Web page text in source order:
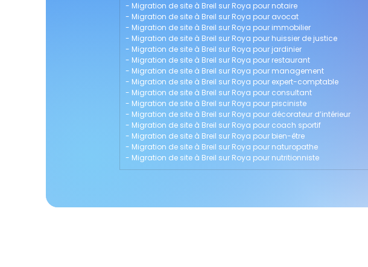
- Migration de site à Breil sur Roya pour notaire
- Migration de site à Breil sur Roya pour avocat
- Migration de site à Breil sur Roya pour immobilier
- Migration de site à Breil sur Roya pour huissier de justice
- Migration de site à Breil sur Roya pour jardinier
- Migration de site à Breil sur Roya pour restaurant
- Migration de site à Breil sur Roya pour management
- Migration de site à Breil sur Roya pour expert-comptable
- Migration de site à Breil sur Roya pour consultant
- Migration de site à Breil sur Roya pour pisciniste
- Migration de site à Breil sur Roya pour décorateur d’intérieur
- Migration de site à Breil sur Roya pour coach sportif
- Migration de site à Breil sur Roya pour bien-être
- Migration de site à Breil sur Roya pour naturopathe
- Migration de site à Breil sur Roya pour nutritionniste